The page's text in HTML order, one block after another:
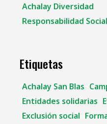
Achalay Diversidad
Responsabilidad Social
Etiquetas
Achalay San Blas
Entidades solidarias
Exclusión social